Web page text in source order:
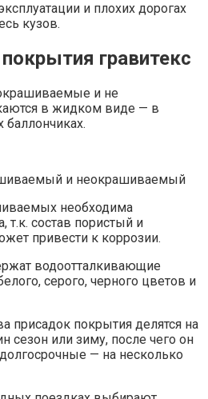
и плохих дорогах
кузов.
гравитекс
и не
в жидком виде — в
баллончиках.
и неокрашиваемый
необходима
т.к. состав пористый и
привести к коррозии.
водоотталкивающие
серого, черного цветов и
присадок покрытия делятся на
сезон или зиму, после чего он
— на несколько